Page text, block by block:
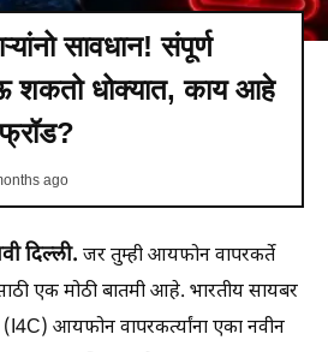
सावधान! संपूर्ण
शकतो धोक्यात, काय आहे
ago
दिल्ली. जर तुम्ही आयफोन वापरकर्ते
एक मोठी बातमी आहे. भारतीय सायबर
आयफोन वापरकर्त्यांना एका नवीन